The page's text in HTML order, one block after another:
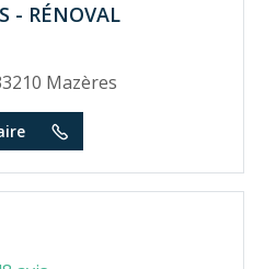
- RÉNOVAL
Mazères